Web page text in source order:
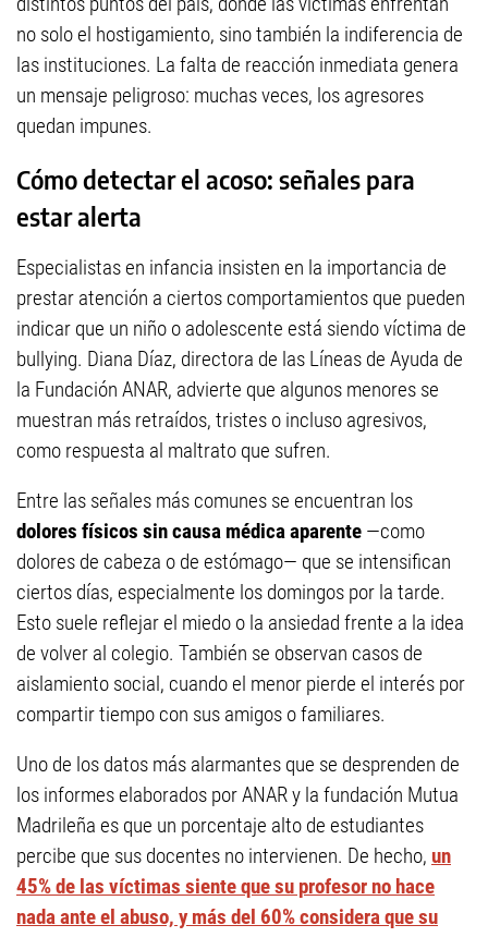
no solo el hostigamiento, sino también la indiferencia de
las instituciones. La falta de reacción inmediata genera
un mensaje peligroso: muchas veces, los agresores
quedan impunes.
Cómo detectar el acoso: señales para
estar alerta
Especialistas en infancia insisten en la importancia de
prestar atención a ciertos comportamientos que pueden
indicar que un niño o adolescente está siendo víctima de
bullying. Diana Díaz, directora de las Líneas de Ayuda de
la Fundación ANAR, advierte que algunos menores se
muestran más retraídos, tristes o incluso agresivos,
como respuesta al maltrato que sufren.
Entre las señales más comunes se encuentran los
dolores físicos sin causa médica aparente —como
dolores de cabeza o de estómago— que se intensifican
ciertos días, especialmente los domingos por la tarde.
Esto suele reflejar el miedo o la ansiedad frente a la idea
de volver al colegio. También se observan casos de
aislamiento social, cuando el menor pierde el interés por
compartir tiempo con sus amigos o familiares.
Uno de los datos más alarmantes que se desprenden de
los informes elaborados por ANAR y la fundación Mutua
Madrileña es que un porcentaje alto de estudiantes
percibe que sus docentes no intervienen. De hecho, un
45% de las víctimas siente que su profesor no hace
nada ante el abuso, y más del 60% considera que su